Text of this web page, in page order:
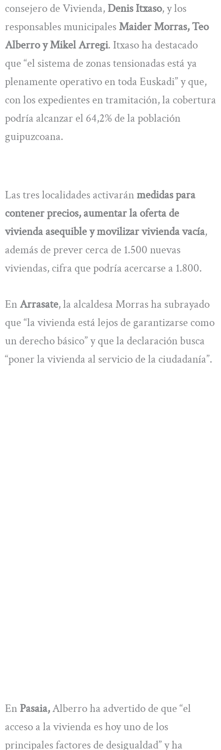
consejero de Vivienda, Denis Itxaso, y los
responsables municipalesMaider Morras, Teo
Alberro y Mikel Arregi. Itxaso ha destacado
que “el sistema de zonas tensionadas está ya
plenamente operativo en toda Euskadi” y que,
con los expedientes en tramitación, la cobertura
podría alcanzar el 64,2% de la población
guipuzcoana.
Las tres localidades activaránmedidas para
contener precios, aumentar la oferta de
vivienda asequible y movilizar vivienda vacía,
además de prever cerca de 1.500 nuevas
viviendas, cifra que podría acercarse a 1.800.
EnArrasate, la alcaldesa Morras ha subrayado
que “la vivienda está lejos de garantizarse como
un derecho básico” y que la declaración busca
“poner la vivienda al servicio de la ciudadanía”.
En Pasaia,Alberro ha advertido de que “el
acceso a la vivienda es hoy uno de los
principales factores de desigualdad” y ha